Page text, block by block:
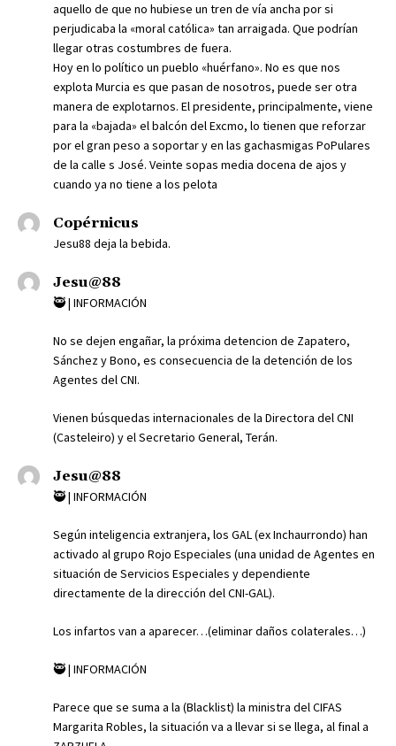
aquello de que no hubiese un tren de vía ancha por si
perjudicaba la «moral católica» tan arraigada. Que podrían
llegar otras costumbres de fuera.
Hoy en lo político un pueblo «huérfano». No es que nos
explota Murcia es que pasan de nosotros, puede ser otra
manera de explotarnos. El presidente, principalmente, viene
para la «bajada» el balcón del Excmo, lo tienen que reforzar
por el gran peso a soportar y en las gachasmigas PoPulares
de la calle s José. Veinte sopas media docena de ajos y
cuando ya no tiene a los pelota
Copérnicus
Jesu88 deja la bebida.
Jesu@88
🥷 | INFORMACIÓN
No se dejen engañar, la próxima detencion de Zapatero,
Sánchez y Bono, es consecuencia de la detención de los
Agentes del CNI.
Vienen búsquedas internacionales de la Directora del CNI
(Casteleiro) y el Secretario General, Terán.
Jesu@88
🥷 | INFORMACIÓN
Según inteligencia extranjera, los GAL (ex Inchaurrondo) han
activado al grupo Rojo Especiales (una unidad de Agentes en
situación de Servicios Especiales y dependiente
directamente de la dirección del CNI-GAL).
Los infartos van a aparecer…(eliminar daños colaterales…)
🥷 | INFORMACIÓN
Parece que se suma a la (Blacklist) la ministra del CIFAS
Margarita Robles, la situación va a llevar si se llega, al final a